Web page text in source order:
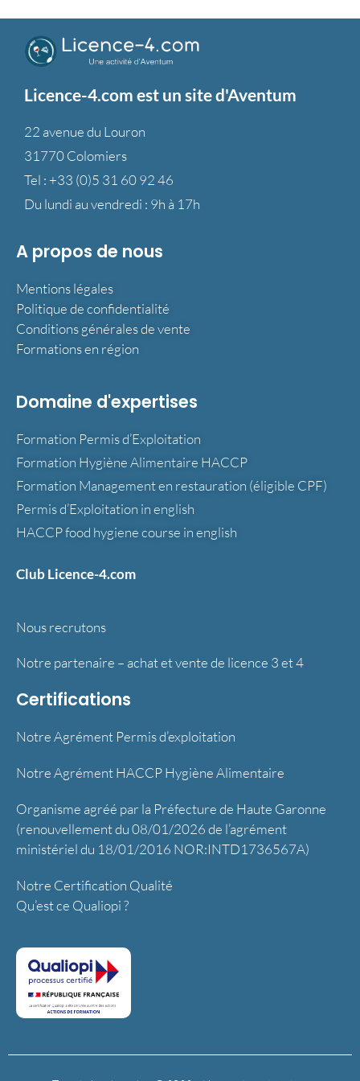
Licence-4.com est un site d'Aventum
22 avenue du Louron
31770 Colomiers
Tel : +33 (0)5 31 60 92 46
Du lundi au vendredi : 9h à 17h
A propos de nous
Mentions légales
Politique de confidentialité
Conditions générales de vente
Formations en région
Domaine d'expertises
Formation Permis d’Exploitation
Formation Hygiène Alimentaire HACCP
Formation Management en restauration (éligible CPF)
Permis d’Exploitation in english
HACCP food hygiene course in english
Club Licence-4.com
Nous recrutons
Notre partenaire – achat et vente de licence 3 et 4
Certifications
Notre Agrément Permis d’exploitation
Notre Agrément HACCP Hygiène Alimentaire
Organisme agréé par la Préfecture de Haute Garonne
(renouvellement du 08/01/2026 de l’agrément
ministériel du 18/01/2016 NOR:INTD1736567A)
Notre Certification Qualité
Qu’est ce Qualiopi ?